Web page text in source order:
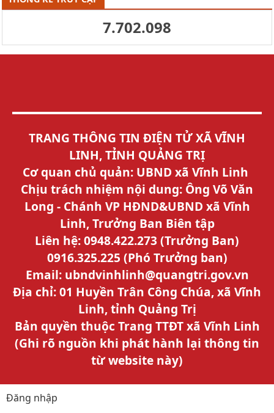
7.702.098
TRANG THÔNG TIN ĐIỆN TỬ XÃ VĨNH
LINH, TỈNH QUẢNG TRỊ
Cơ quan chủ quản: UBND xã Vĩnh Linh
Chịu trách nhiệm nội dung: Ông Võ Văn
Long - Chánh VP HĐND&UBND xã Vĩnh
Linh, Trưởng Ban Biên tập
Liên hệ: 0948.422.273 (Trưởng Ban)
0916.325.225 (Phó Trưởng ban)
Email: ubndvinhlinh@quangtri.gov.vn
Địa chỉ: 01 Huyền Trân Công Chúa, xã Vĩnh
Linh, tỉnh Quảng Trị
Bản quyền thuộc Trang TTĐT xã Vĩnh Linh
(Ghi rõ nguồn khi phát hành lại thông tin
từ website này)
Đăng nhập